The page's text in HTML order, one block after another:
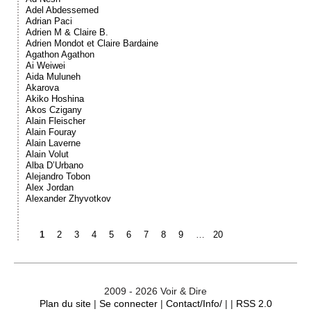
Adel Abdessemed
Adrian Paci
Adrien M & Claire B.
Adrien Mondot et Claire Bardaine
Agathon Agathon
Ai Weiwei
Aida Muluneh
Akarova
Akiko Hoshina
Akos Czigany
Alain Fleischer
Alain Fouray
Alain Laverne
Alain Volut
Alba D’Urbano
Alejandro Tobon
Alex Jordan
Alexander Zhyvotkov
1 2 3 4 5 6 7 8 9 … 20
2009 - 2026 Voir & Dire
Plan du site| Se connecter| Contact/Info/| | RSS 2.0